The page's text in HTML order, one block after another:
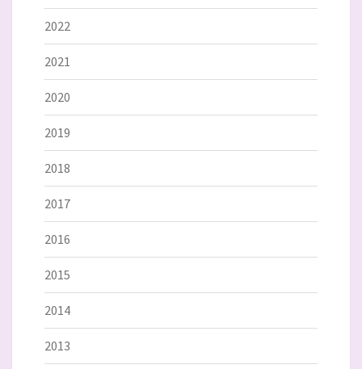
2022
2021
2020
2019
2018
2017
2016
2015
2014
2013